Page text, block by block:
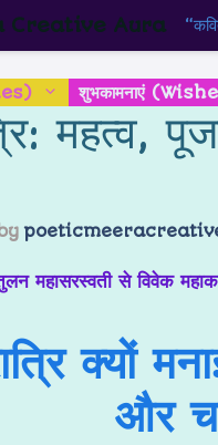
शुभकामनाएं
महत्व,
क्यों
और